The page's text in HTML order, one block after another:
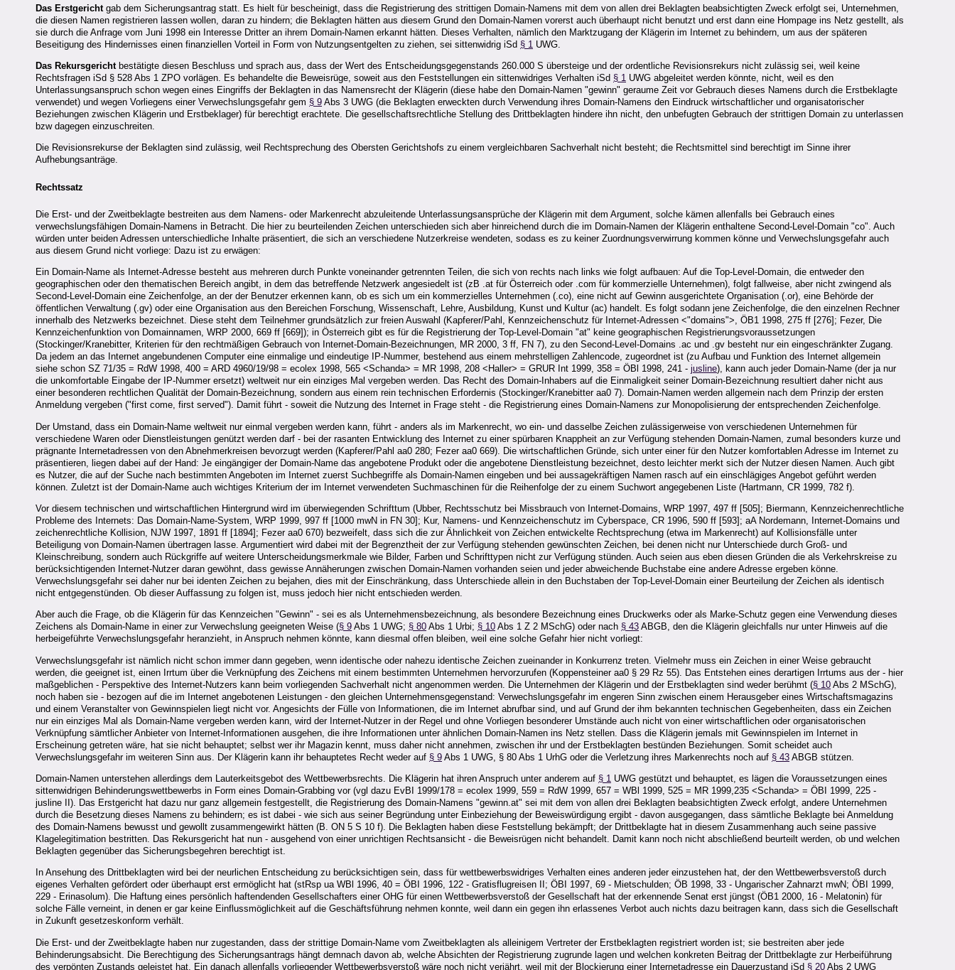
Das Erstgericht gab dem Sicherungsantrag statt. Es hielt für bescheinigt, dass die Registrierung des strittigen Domain-Namens mit dem von allen drei Beklagten beabsichtigten Zweck erfolgt sei, Unternehmen,
die diesen Namen registrieren lassen wollen, daran zu hindern; die Beklagten hätten aus diesem Grund den Domain-Namen vorerst auch überhaupt nicht benutzt und erst dann eine Hompage ins Netz gestellt, als
sie durch die Anfrage vom Juni 1998 ein Interesse Dritter an ihrem Domain-Namen erkannt hätten. Dieses Verhalten, nämlich den Marktzugang der Klägerin im Internet zu behindern, um aus der späteren
Beseitigung des Hindernisses einen finanziellen Vorteil in Form von Nutzungsentgelten zu ziehen, sei sittenwidrig iSd § 1 UWG.
Das Rekursgerichtbestätigte diesen Beschluss und sprach aus, dass der Wert des Entscheidungsgegenstands 260.000 S übersteige und der ordentliche Revisionsrekurs nicht zulässig sei, weil keine
Rechtsfragen iSd § 528 Abs 1 ZPO vorlägen. Es behandelte die Beweisrüge, soweit aus den Feststellungen ein sittenwidriges Verhalten iSd § 1 UWG abgeleitet werden könnte, nicht, weil es den
Unterlassungsanspruch schon wegen eines Eingriffs der Beklagten in das Namensrecht der Klägerin (diese habe den Domain-Namen "gewinn" geraume Zeit vor Gebrauch dieses Namens durch die Erstbeklagte
verwendet) und wegen Vorliegens einer Verwechslungsgefahr gem § 9 Abs 3 UWG (die Beklagten erweckten durch Verwendung ihres Domain-Namens den Eindruck wirtschaftlicher und organisatorischer
Beziehungen zwischen Klägerin und Erstbeklager) für berechtigt erachtete. Die gesellschaftsrechtliche Stellung des Drittbeklagten hindere ihn nicht, den unbefugten Gebrauch der strittigen Domain zu unterlassen
bzw dagegen einzuschreiten.
Die Revisionsrekurse der Beklagten sind zulässig, weil Rechtsprechung des Obersten Gerichtshofs zu einem vergleichbaren Sachverhalt nicht besteht; die Rechtsmittel sind berechtigt im Sinne ihrer
Aufhebungsanträge.
Rechtssatz
Die Erst- und der Zweitbeklagte bestreiten aus dem Namens- oder Markenrecht abzuleitende Unterlassungsansprüche der Klägerin mit dem Argument, solche kämen allenfalls bei Gebrauch eines
verwechslungsfähigen Domain-Namens in Betracht. Die hier zu beurteilenden Zeichen unterschieden sich aber hinreichend durch die im Domain-Namen der Klägerin enthaltene Second-Level-Domain "co". Auch
würden unter beiden Adressen unterschiedliche Inhalte präsentiert, die sich an verschiedene Nutzerkreise wendeten, sodass es zu keiner Zuordnungsverwirrung kommen könne und Verwechslungsgefahr auch
aus diesem Grund nicht vorliege: Dazu ist zu erwägen:
Ein Domain-Name als Internet-Adresse besteht aus mehreren durch Punkte voneinander getrennten Teilen, die sich von rechts nach links wie folgt aufbauen: Auf die Top-Level-Domain, die entweder den
geographischen oder den thematischen Bereich angibt, in dem das betreffende Netzwerk angesiedelt ist (zB .at für Österreich oder .com für kommerzielle Unternehmen), folgt fallweise, aber nicht zwingend als
Second-Level-Domain eine Zeichenfolge, an der der Benutzer erkennen kann, ob es sich um ein kommerzielles Unternehmen (.co), eine nicht auf Gewinn ausgerichtete Organisation (.or), eine Behörde der
öffentlichen Verwaltung (.gv) oder eine Organisation aus den Bereichen Forschung, Wissenschaft, Lehre, Ausbildung, Kunst und Kultur (ac) handelt. Es folgt sodann jene Zeichenfolge, die den einzelnen Rechner
innerhalb des Netzwerks bezeichnet. Diese steht dem Teilnehmer grundsätzlich zur freien Auswahl (Kapferer/Pahl, Kennzeichenschutz für Internet-Adressen <"domains">, ÖB1 1998, 275 ff [276]; Fezer, Die
Kennzeichenfunktion von Domainnamen, WRP 2000, 669 ff [669]); in Österreich gibt es für die Registrierung der Top-Level-Domain "at" keine geographischen Registrierungsvoraussetzungen
(Stockinger/Kranebitter, Kriterien für den rechtmäßigen Gebrauch von Internet-Domain-Bezeichnungen, MR 2000, 3 ff, FN 7), zu den Second-Level-Domains .ac und .gv besteht nur ein eingeschränkter Zugang.
Da jedem an das Internet angebundenen Computer eine einmalige und eindeutige IP-Nummer, bestehend aus einem mehrstelligen Zahlencode, zugeordnet ist (zu Aufbau und Funktion des Internet allgemein
siehe schon SZ 71/35 = RdW 1998, 400 = ARD 4960/19/98 = ecolex 1998, 565 <Schanda> = MR 1998, 208 <Haller> = GRUR Int 1999, 358 = ÖBl 1998, 241 - jusline), kann auch jeder Domain-Name (der ja nur
die unkomfortable Eingabe der IP-Nummer ersetzt) weltweit nur ein einziges Mal vergeben werden. Das Recht des Domain-Inhabers auf die Einmaligkeit seiner Domain-Bezeichnung resultiert daher nicht aus
einer besonderen rechtlichen Qualität der Domain-Bezeichnung, sondern aus einem rein technischen Erfordernis (Stockinger/Kranebitter aa0 7). Domain-Namen werden allgemein nach dem Prinzip der ersten
Anmeldung vergeben ("first come, first served"). Damit führt - soweit die Nutzung des Internet in Frage steht - die Registrierung eines Domain-Namens zur Monopolisierung der entsprechenden Zeichenfolge.
Der Umstand, dass ein Domain-Name weltweit nur einmal vergeben werden kann, führt - anders als im Markenrecht, wo ein- und dasselbe Zeichen zulässigerweise von verschiedenen Unternehmen für
verschiedene Waren oder Dienstleistungen genützt werden darf - bei der rasanten Entwicklung des Internet zu einer spürbaren Knappheit an zur Verfügung stehenden Domain-Namen, zumal besonders kurze und
prägnante Internetadressen von den Abnehmerkreisen bevorzugt werden (Kapferer/Pahl aa0 280; Fezer aa0 669). Die wirtschaftlichen Gründe, sich unter einer für den Nutzer komfortablen Adresse im Internet zu
präsentieren, liegen dabei auf der Hand: Je eingängiger der Domain-Name das angebotene Produkt oder die angebotene Dienstleistung bezeichnet, desto leichter merkt sich der Nutzer diesen Namen. Auch gibt
es Nutzer, die auf der Suche nach bestimmten Angeboten im Internet zuerst Suchbegriffe als Domain-Namen eingeben und bei aussagekräftigen Namen rasch auf ein einschlägiges Angebot geführt werden
können. Zuletzt ist der Domain-Name auch wichtiges Kriterium der im Internet verwendeten Suchmaschinen für die Reihenfolge der zu einem Suchwort angegebenen Liste (Hartmann, CR 1999, 782 f).
Vor diesem technischen und wirtschaftlichen Hintergrund wird im überwiegenden Schrifttum (Ubber, Rechtsschutz bei Missbrauch von Internet-Domains, WRP 1997, 497 ff [505]; Biermann, Kennzeichenrechtliche
Probleme des Internets: Das Domain-Name-System, WRP 1999, 997 ff [1000 mwN in FN 30]; Kur, Namens- und Kennzeichenschutz im Cyberspace, CR 1996, 590 ff [593]; aA Nordemann, Internet-Domains und
zeichenrechtliche Kollision, NJW 1997, 1891 ff [1894]; Fezer aa0 670) bezweifelt, dass sich die zur Ähnlichkeit von Zeichen entwickelte Rechtsprechung (etwa im Markenrecht) auf Kollisionsfälle unter
Beteiligung von Domain-Namen übertragen lasse. Argumentiert wird dabei mit der Begrenztheit der zur Verfügung stehenden gewünschten Zeichen, bei denen nicht nur Unterschiede durch Groß- und
Kleinschreibung, sondern auch Rückgriffe auf weitere Unterscheidungsmerkmale wie Bilder, Farben und Schrifttypen nicht zur Verfügung stünden. Auch seien aus eben diesen Gründen die als Verkehrskreise zu
berücksichtigenden Internet-Nutzer daran gewöhnt, dass gewisse Annäherungen zwischen Domain-Namen vorhanden seien und jeder abweichende Buchstabe eine andere Adresse ergeben könne.
Verwechslungsgefahr sei daher nur bei identen Zeichen zu bejahen, dies mit der Einschränkung, dass Unterschiede allein in den Buchstaben der Top-Level-Domain einer Beurteilung der Zeichen als identisch
nicht entgegenstünden. Ob dieser Auffassung zu folgen ist, muss jedoch hier nicht entschieden werden.
Aber auch die Frage, ob die Klägerin für das Kennzeichen "Gewinn" - sei es als Unternehmensbezeichnung, als besondere Bezeichnung eines Druckwerks oder als Marke-Schutz gegen eine Verwendung dieses
Zeichens als Domain-Name in einer zur Verwechslung geeigneten Weise (§ 9 Abs 1 UWG; § 80 Abs 1 Urbi; § 10 Abs 1 Z 2 MSchG) oder nach § 43 ABGB, den die Klägerin gleichfalls nur unter Hinweis auf die
herbeigeführte Verwechslungsgefahr heranzieht, in Anspruch nehmen könnte, kann diesmal offen bleiben, weil eine solche Gefahr hier nicht vorliegt:
Verwechslungsgefahr ist nämlich nicht schon immer dann gegeben, wenn identische oder nahezu identische Zeichen zueinander in Konkurrenz treten. Vielmehr muss ein Zeichen in einer Weise gebraucht
werden, die geeignet ist, einen Irrtum über die Verknüpfung des Zeichens mit einem bestimmten Unternehmen hervorzurufen (Koppensteiner aa0 § 29 Rz 55). Das Entstehen eines derartigen Irrtums aus der - hier
maßgeblichen - Perspektive des Internet-Nutzers kann beim vorliegenden Sachverhalt nicht angenommen werden. Die Unternehmen der Klägerin und der Erstbeklagten sind weder berühmt (§ 10 Abs 2 MSchG),
noch haben sie - bezogen auf die im Internet angebotenen Leistungen - den gleichen Unternehmensgegenstand: Verwechslungsgefahr im engeren Sinn zwischen einem Herausgeber eines Wirtschaftsmagazins
und einem Veranstalter von Gewinnspielen liegt nicht vor. Angesichts der Fülle von Informationen, die im Internet abrufbar sind, und auf Grund der ihm bekannten technischen Gegebenheiten, dass ein Zeichen
nur ein einziges Mal als Domain-Name vergeben werden kann, wird der Internet-Nutzer in der Regel und ohne Vorliegen besonderer Umstände auch nicht von einer wirtschaftlichen oder organisatorischen
Verknüpfung sämtlicher Anbieter von Internet-Informationen ausgehen, die ihre Informationen unter ähnlichen Domain-Namen ins Netz stellen. Dass die Klägerin jemals mit Gewinnspielen im Internet in
Erscheinung getreten wäre, hat sie nicht behauptet; selbst wer ihr Magazin kennt, muss daher nicht annehmen, zwischen ihr und der Erstbeklagten bestünden Beziehungen. Somit scheidet auch
Verwechslungsgefahr im weiteren Sinn aus. Der Klägerin kann ihr behauptetes Recht weder auf § 9 Abs 1 UWG, § 80 Abs 1 UrhG oder die Verletzung ihres Markenrechts noch auf § 43 ABGB stützen.
Domain-Namen unterstehen allerdings dem Lauterkeitsgebot des Wettbewerbsrechts. Die Klägerin hat ihren Anspruch unter anderem auf § 1 UWG gestützt und behauptet, es lägen die Voraussetzungen eines
sittenwidrigen Behinderungswettbewerbs in Form eines Domain-Grabbing vor (vgl dazu EvBI 1999/178 = ecolex 1999, 559 = RdW 1999, 657 = WBl 1999, 525 = MR 1999,235 <Schanda> = ÖBI 1999, 225 -
jusline II). Das Erstgericht hat dazu nur ganz allgemein festgestellt, die Registrierung des Domain-Namens "gewinn.at" sei mit dem von allen drei Beklagten beabsichtigten Zweck erfolgt, andere Unternehmen
durch die Besetzung dieses Namens zu behindern; es ist dabei - wie sich aus seiner Begründung unter Einbeziehung der Beweiswürdigung ergibt - davon ausgegangen, dass sämtliche Beklagte bei Anmeldung
des Domain-Namens bewusst und gewollt zusammengewirkt hätten (B. ON 5 S 10 f). Die Beklagten haben diese Feststellung bekämpft; der Drittbeklagte hat in diesem Zusammenhang auch seine passive
Klagelegitimation bestritten. Das Rekursgericht hat nun - ausgehend von einer unrichtigen Rechtsansicht - die Beweisrügen nicht behandelt. Damit kann noch nicht abschließend beurteilt werden, ob und welchen
Beklagten gegenüber das Sicherungsbegehren berechtigt ist.
In Ansehung des Drittbeklagten wird bei der neurlichen Entscheidung zu berücksichtigen sein, dass für wettbewerbswidriges Verhalten eines anderen jeder einzustehen hat, der den Wettbewerbsverstoß durch
eigenes Verhalten gefördert oder überhaupt erst ermöglicht hat (stRsp ua WBl 1996, 40 = ÖBI 1996, 122 - Gratisflugreisen II; ÖBI 1997, 69 - Mietschulden; ÖB 1998, 33 - Ungarischer Zahnarzt mwN; ÖBI 1999,
229 - Erinasolum). Die Haftung eines persönlich haftendenden Gesellschafters einer OHG für einen Wettbewerbsverstoß der Gesellschaft hat der erkennende Senat erst jüngst (ÖB1 2000, 16 - Melatonin) für
solche Fälle verneint, in denen er gar keine Einflussmöglichkeit auf die Geschäftsführung nehmen konnte, weil dann ein gegen ihn erlassenes Verbot auch nichts dazu beitragen kann, dass sich die Gesellschaft
in Zukunft gesetzeskonform verhält.
Die Erst- und der Zweitbeklagte haben nur zugestanden, dass der strittige Domain-Name vom Zweitbeklagten als alleinigem Vertreter der Erstbeklagten registriert worden ist; sie bestreiten aber jede
Behinderungsabsicht. Die Berechtigung des Sicherungsantrags hängt demnach davon ab, welche Absichten der Registrierung zugrunde lagen und welchen konkreten Beitrag der Drittbeklagte zur Herbeiführung
des verpönten Zustands geleistet hat. Ein danach allenfalls vorliegender Wettbewerbsverstoß wäre noch nicht verjährt, weil mit der Blockierung einer Internetadresse ein Dauerzustand iSd § 20 Abs 2 UWG